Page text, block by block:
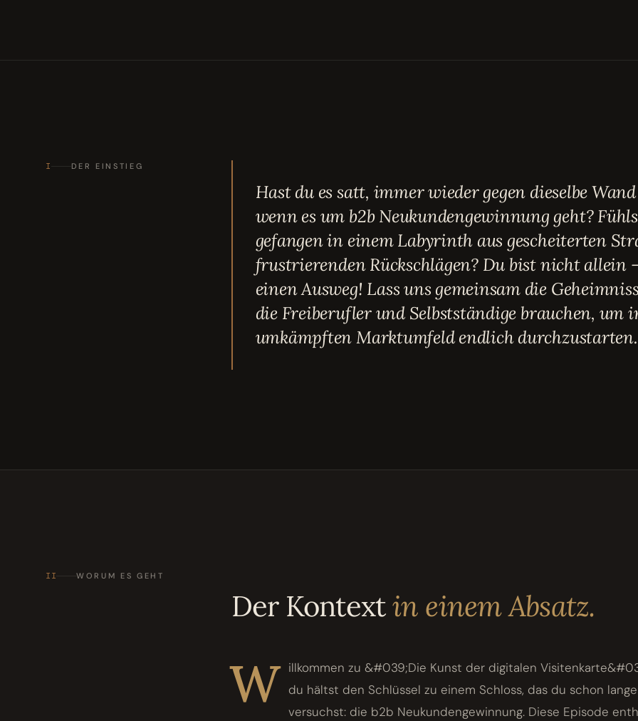
I DER EINSTIEG
Hast du es satt, immer wieder gegen dieselbe
wenn es um b2b Neukundengewinnung geht?
gefangen in einem Labyrinth aus gescheiterten
frustrierenden Rückschlägen? Du bist nicht allein
einen Ausweg! Lass uns gemeinsam die
die Freiberufler und Selbstständige brauchen, um
umkämpften Marktumfeld endlich durchzustarten.
II WORUM ES GEHT
Der Kontextin einem Absatz.
W illkommen zu &#039;Die Kunst der digitalen
du hältst den Schlüssel zu einem Schloss, das du schon
versuchst: die b2b Neukundengewinnung. Diese Episode